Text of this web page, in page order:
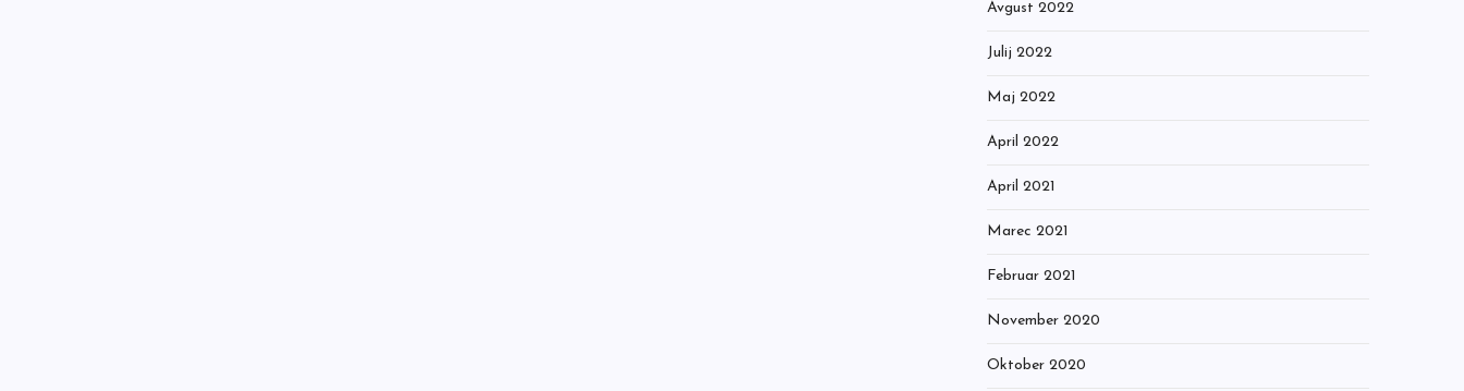
Avgust 2022
Julij 2022
Maj 2022
April 2022
April 2021
Marec 2021
Februar 2021
November 2020
Oktober 2020